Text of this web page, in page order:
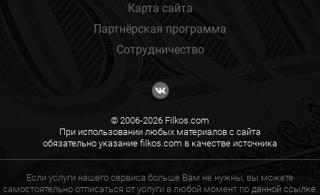
Карта сайта
Партнёрская программа
Сотрудничество
© 2006-2026 Filkos.com
При использовании любых материалов с сайта
обязательно указание filkos.com в качестве источника
Если услуги нашего сервиса больше Вам не нужны, вы можете
самостоятельно отписаться от услуги в любой момент по данной ссылке.